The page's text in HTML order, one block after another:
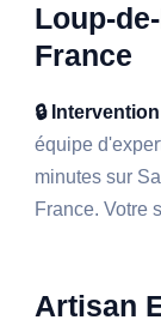
Loup-
France
🔒
équipe
minutes sur
France. Votre
Artisan